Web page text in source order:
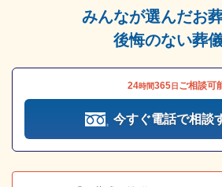
みんなが選んだお
後悔のない葬
24時間365日 ご相談可
今すぐ電話で相談